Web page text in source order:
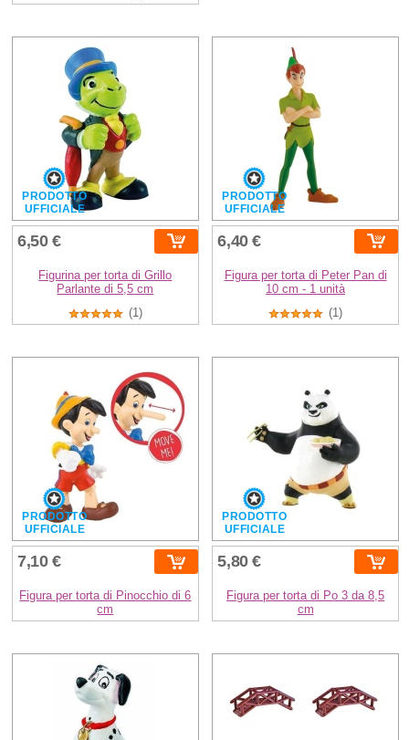
PRODOTTO
UFFICIALE
6,50 €
Figurina per torta di Grillo
Parlante di 5,5 cm
(1)
PRODOTTO
UFFICIALE
6,40 €
Figura per torta di Peter Pan di
10 cm - 1 unità
(1)
PRODOTTO
UFFICIALE
7,10 €
Figura per torta di Pinocchio di 6
cm
PRODOTTO
UFFICIALE
5,80 €
Figura per torta di Po 3 da 8,5
cm